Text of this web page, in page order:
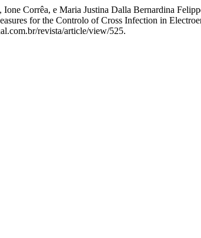
Corrêa, e Maria Justina Dalla Bernardina
for the Controlo of Cross Infection in
revista/article/view/525.